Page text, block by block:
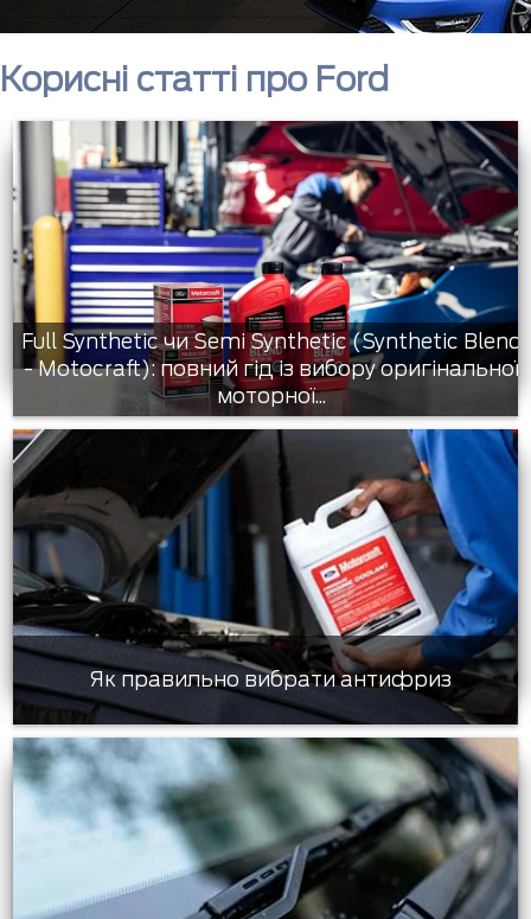
Корисні статті про Ford
Full Synthetic чи Semi Synthetic (Synthetic Blend
- Motocraft): повний гід із вибору оригінальної
моторної...
Як правильно вибрати антифриз